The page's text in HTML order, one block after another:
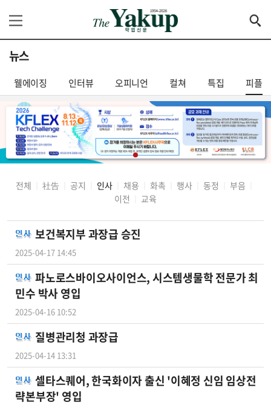
뉴스
웰에이징 인터뷰 오피니언 컬쳐 특집 피플
전체 社告 공지 인사 채용 화촉 행사 동정 부음
이전 교육
보건복지부 과장급 승진
2025-04-17 14:45
파노로스바이오사이언스, 시스템생물학 전문가 최
민수 박사 영입
2025-04-16 10:52
질병관리청 과장급
2025-04-14 13:31
셀타스퀘어, 한국화이자 출신 '이혜정 신임 임상전
략본부장' 영입